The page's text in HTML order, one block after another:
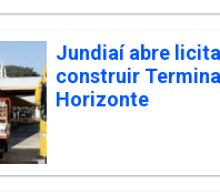
Jundiaí abre
construir
Horizonte